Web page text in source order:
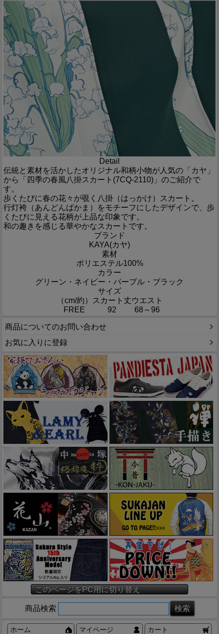
Detail
伝統と素材を活かしたオリジナル和柄小物が人気の「カヤ」
から「四季の春風八掛スカート(7CQ-2110)」のご紹介で
す。
歩くたびに春の花々が覗く八掛（はっかけ）スカート。
行灯袴（あんどんばかま）をモチーフにしたデザインで、歩
くたびに見える花柄が上品な印象です。
和の趣きを感じる華やかなスカートです。
ブランド
KAYA(カヤ)
素材
ポリエステル100%
カラー
グリーン・ネイビー・パープル・ブラック
サイズ
（cm/約）
スカート丈ウエスト
FREE
92 68～96
商品についてのお問い合わせ
お気に入りに登録
このページをPC用に切り替え
商品検索
ホーム マイページ カート